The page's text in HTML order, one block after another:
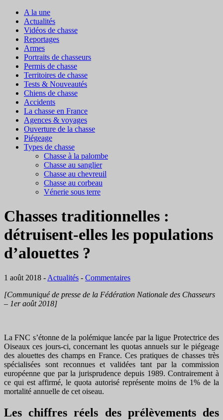
A la une
Actualités
Vidéos de chasse
Reportages
Armes
Portraits de chasseurs
Permis de chasse
Territoires de chasse
Tests & Nouveautés
Chiens de chasse
Accidents
La chasse en France
Agences & voyages
Ouverture de la chasse
Piégeage
Types de chasse
Chasse à la palombe
Chasse au sanglier
Chasse au chevreuil
Chasse au corbeau
Vénerie sous terre
Chasses traditionnelles :
détruisent-elles les populations
d’alouettes ?
1 août 2018 - Actualités - Commentaires
[Communiqué de presse de la Fédération Nationale des Chasseurs
– 1er août 2018]
La FNC s’étonne de la polémique lancée par la ligue Protectrice des
Oiseaux ces jours-ci, concernant les quotas annuels sur le piégeage
des alouettes des champs en France. Ces pratiques de chasses très
spécialisées sont reconnues et validées tant par la commission
européenne que par la jurisprudence depuis 1989. Contrairement à
ce qui est affirmé, le quota autorisé représente moins de 1% de la
mortalité annuelle de cet oiseau.
Les chiffres réels des prélèvements des